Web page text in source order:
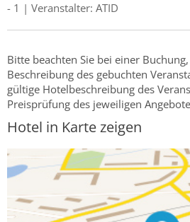
- 1 | Veranstalter: ATID
Bitte beachten Sie bei einer
Beschreibung des gebuchten
gültige Hotelbeschreibung des
Preisprüfung des jeweiligen
Hotel in Karte zeigen